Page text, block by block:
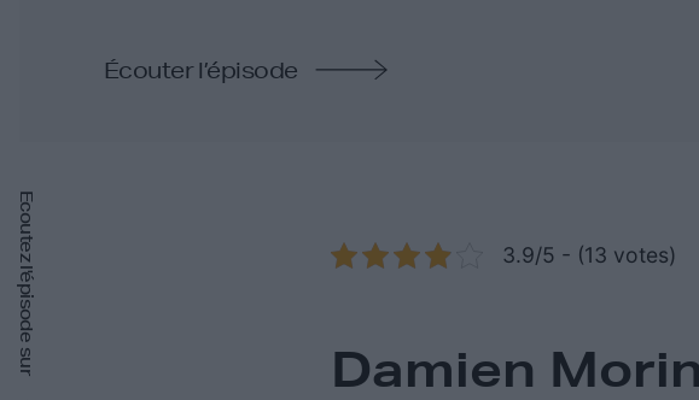
Écouter l’épisode
Ecoutez l'épisode sur 3.9/5 - (13 votes)
Damien Morin